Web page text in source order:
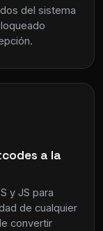
del sistema
a la
y JS para
de cualquier
convertir